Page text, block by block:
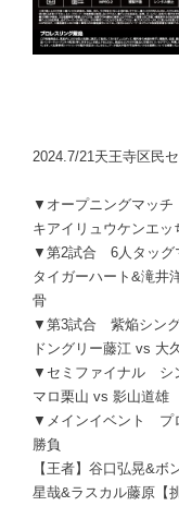
2024.7/21天王寺区民
▼オープニングマッ
キアイリュウケンエ
▼第2試合 6人タッグ
タイガーハート&滝井
骨
▼第3試合 紫焔シング
ドングリー藤江 vs 大
▼セミファイナル シ
マロ栗山 vs 影山道雄
▼メインイベント プ
勝負
【王者】谷口弘晃&
星哉&ラスカル藤原【